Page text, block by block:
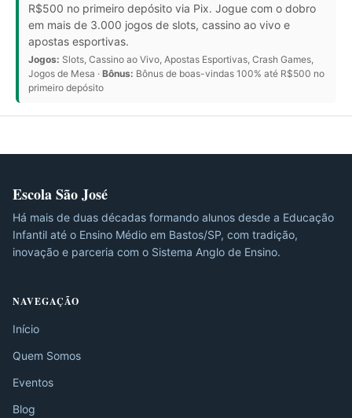
R$500 no primeiro depósito via Pix. Jogue com o dobro
em mais de 3.000 jogos de slots, cassino ao vivo e
apostas esportivas.
Jogos: Slots, Cassino ao Vivo, Apostas Esportivas, Crash Games,
Jogos de Mesa · Bônus: Bônus de boas-vindas 100% até R$500 no
primeiro depósito
Escola São José
Há mais de duas décadas formando alunos desde a Educação
Infantil até o Ensino Médio em Bastos/SP, com tradição,
inovação e parceria com o Sistema Anglo de Ensino.
NAVEGAÇÃO
Início
Quem Somos
Eventos
Blog